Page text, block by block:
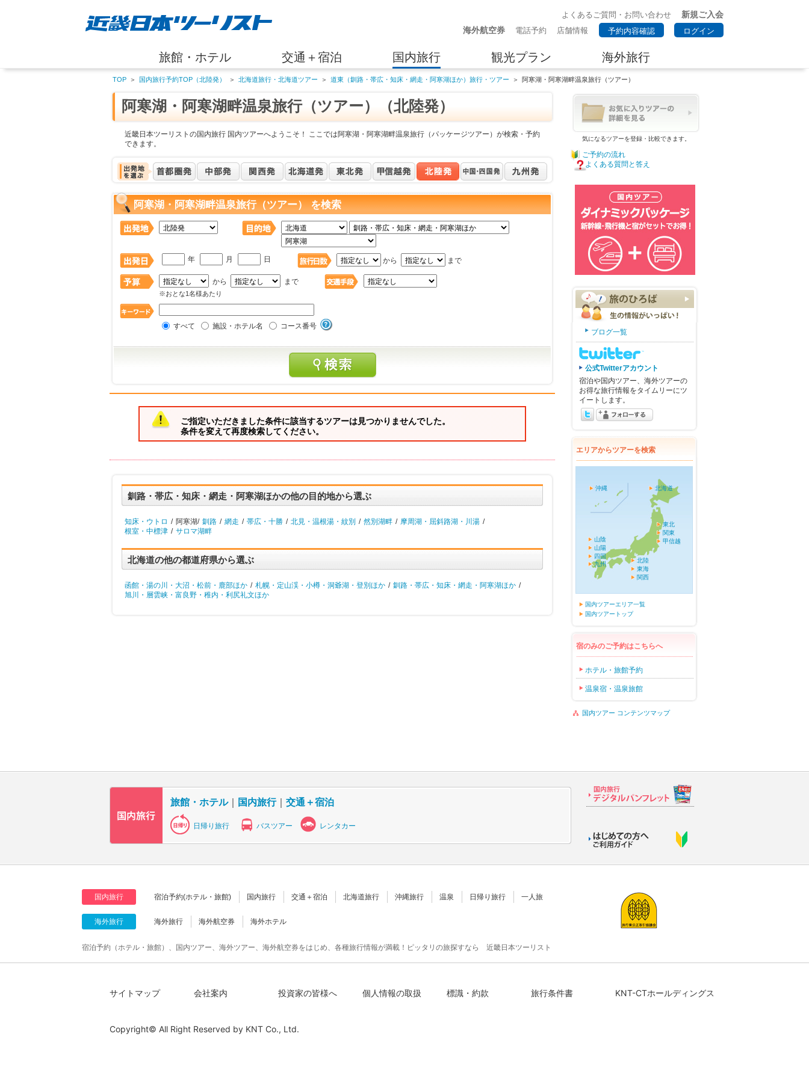
よくあるご質問・お問い合わせ
新規ご入会
海外航空券
電話予約 店舗情報 予約内容確認 ログイン
旅館・ホテル 交通＋宿泊 国内旅行 観光プラン 海外旅行
TOP ＞ 国内旅行予約TOP（北陸発） ＞ 北海道旅行・北海道ツアー ＞ 道東（釧路・帯広・知床・網走・阿寒湖ほか）旅行・ツアー ＞ 阿寒湖・阿寒湖畔温泉旅行（ツアー）
阿寒湖・阿寒湖畔温泉旅行（ツアー）（北陸発）
近畿日本ツーリストの国内旅行 国内ツアーへようこそ！ ここでは阿寒湖・阿寒湖畔温泉旅行（パッケージツアー）が検索・予約
できます。
阿寒湖・阿寒湖畔温泉旅行（ツアー） を検索
年 月 日 から まで
から まで
※おとな1名様あたり
すべて 施設・ホテル名 コース番号
ご指定いただきました条件に該当するツアーは見つかりませんでした。
条件を変えて再度検索してください。
釧路・帯広・知床・網走・阿寒湖ほかの他の目的地から選ぶ
知床・ウトロ / 阿寒湖/ 釧路 / 網走 / 帯広・十勝 / 北見・温根湯・紋別 / 然別湖畔 / 摩周湖・屈斜路湖・川湯 /
根室・中標津 / サロマ湖畔
北海道の他の都道府県から選ぶ
函館・湯の川・大沼・松前・鹿部ほか / 札幌・定山渓・小樽・洞爺湖・登別ほか / 釧路・帯広・知床・網走・阿寒湖ほか /
旭川・層雲峡・富良野・稚内・利尻礼文ほか
気になるツアーを登録・比較できます。
ご予約の流れ
よくある質問と答え
ブログ一覧
公式Twitterアカウント
宿泊や国内ツアー、海外ツアーの
お得な旅行情報をタイムリーにツ
イートします。
エリアからツアーを検索
北海道
東北
関東
甲信越
北陸
東海
関西
山陰
山陽
四国
九州
沖縄
国内ツアーエリア一覧
国内ツアートップ
宿のみのご予約はこちらへ
ホテル・旅館予約
温泉宿・温泉旅館
国内ツアー コンテンツマップ
旅館・ホテル｜ 国内旅行｜ 交通＋宿泊
日帰り旅行 バスツアー レンタカー
国内旅行 宿泊予約(ホテル・旅館) 国内旅行 交通＋宿泊 北海道旅行 沖縄旅行 温泉 日帰り旅行 一人旅
海外旅行 海外旅行 海外航空券 海外ホテル
宿泊予約（ホテル・旅館）、国内ツアー、海外ツアー、海外航空券をはじめ、各種旅行情報が満載！ピッタリの旅探すなら 近畿日本ツーリスト
サイトマップ 会社案内 投資家の皆様へ 個人情報の取扱 標識・約款 旅行条件書 KNT-CTホールディングス
Copyright© All Right Reserved by KNT Co., Ltd.